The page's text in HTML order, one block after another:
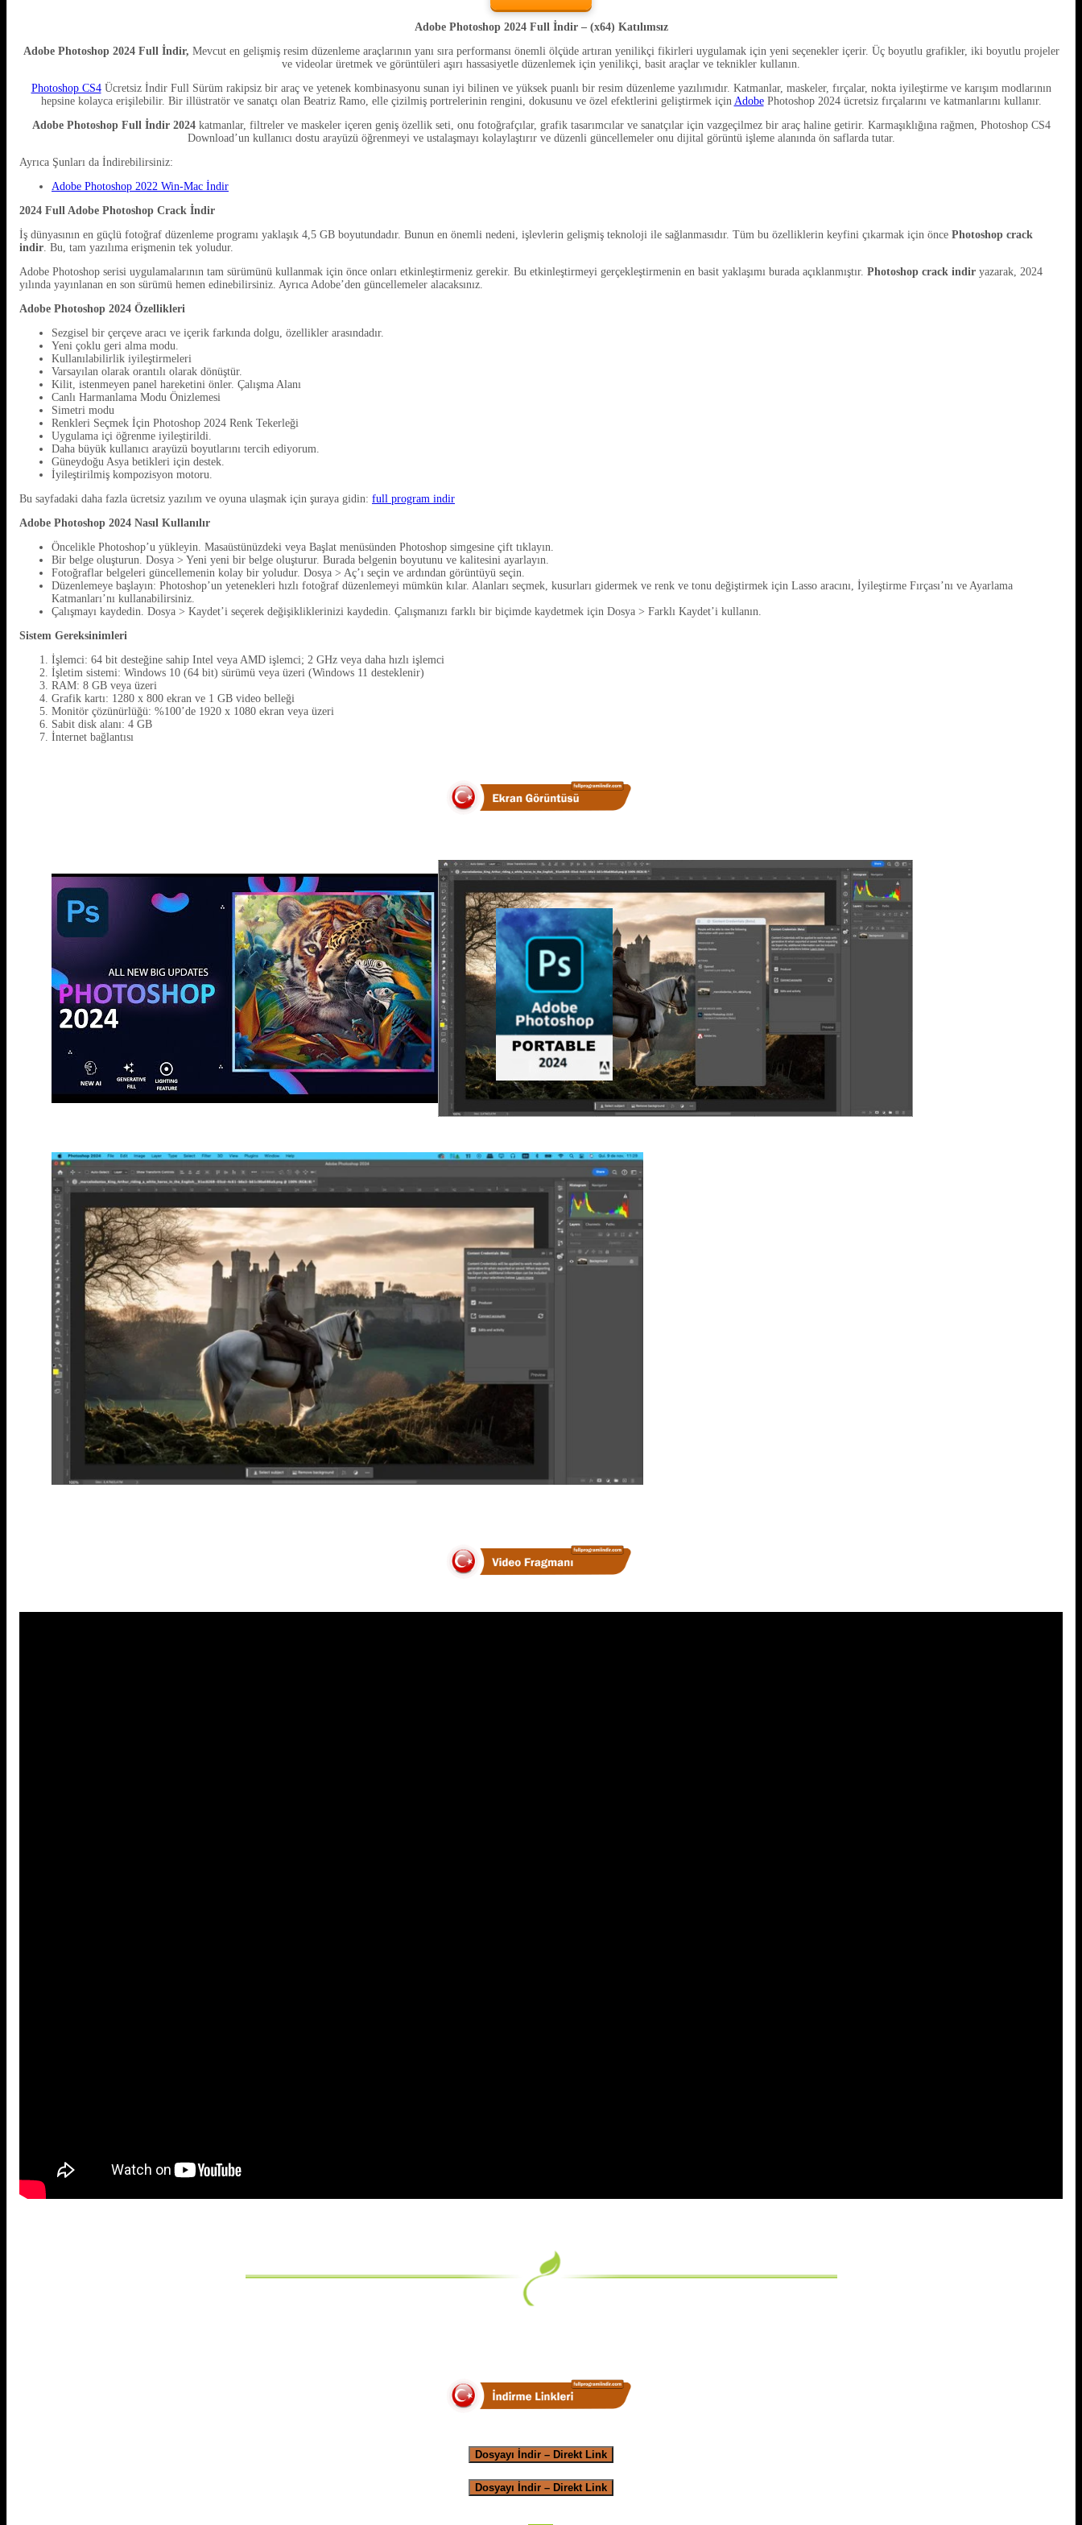
Adobe Photoshop 2024 Full İndir – (x64) Katılımsız
Adobe Photoshop 2024 Full İndir, Mevcut en gelişmiş resim düzenleme araçlarının yanı sıra performansı önemli ölçüde artıran yenilikçi fikirleri uygulamak için yeni seçenekler içerir. Üç boyutlu grafikler, iki boyutlu projeler
ve videolar üretmek ve görüntüleri aşırı hassasiyetle düzenlemek için yenilikçi, basit araçlar ve teknikler kullanın.
Photoshop CS4Ücretsiz İndir Full Sürüm rakipsiz bir araç ve yetenek kombinasyonu sunan iyi bilinen ve yüksek puanlı bir resim düzenleme yazılımıdır. Katmanlar, maskeler, fırçalar, nokta iyileştirme ve karışım modlarının
hepsine kolayca erişilebilir. Bir illüstratör ve sanatçı olan Beatriz Ramo, elle çizilmiş portrelerinin rengini, dokusunu ve özel efektlerini geliştirmek için AdobePhotoshop 2024 ücretsiz fırçalarını ve katmanlarını kullanır.
Adobe Photoshop Full İndir 2024katmanlar, filtreler ve maskeler içeren geniş özellik seti, onu fotoğrafçılar, grafik tasarımcılar ve sanatçılar için vazgeçilmez bir araç haline getirir. Karmaşıklığına rağmen, Photoshop CS4
Download’un kullanıcı dostu arayüzü öğrenmeyi ve ustalaşmayı kolaylaştırır ve düzenli güncellemeler onu dijital görüntü işleme alanında ön saflarda tutar.
Ayrıca Şunları da İndirebilirsiniz:
Adobe Photoshop 2022 Win-Mac İndir
2024 Full Adobe Photoshop Crack İndir
İş dünyasının en güçlü fotoğraf düzenleme programı yaklaşık 4,5 GB boyutundadır. Bunun en önemli nedeni, işlevlerin gelişmiş teknoloji ile sağlanmasıdır. Tüm bu özelliklerin keyfini çıkarmak için önce Photoshop crack
indir . Bu, tam yazılıma erişmenin tek yoludur.
Adobe Photoshop serisi uygulamalarının tam sürümünü kullanmak için önce onları etkinleştirmeniz gerekir. Bu etkinleştirmeyi gerçekleştirmenin en basit yaklaşımı burada açıklanmıştır. Photoshop crack indir yazarak, 2024
yılında yayınlanan en son sürümü hemen edinebilirsiniz. Ayrıca Adobe’den güncellemeler alacaksınız.
Adobe Photoshop 2024 Özellikleri
Sezgisel bir çerçeve aracı ve içerik farkında dolgu, özellikler arasındadır.
Yeni çoklu geri alma modu.
Kullanılabilirlik iyileştirmeleri
Varsayılan olarak orantılı olarak dönüştür.
Kilit, istenmeyen panel hareketini önler. Çalışma Alanı
Canlı Harmanlama Modu Önizlemesi
Simetri modu
Renkleri Seçmek İçin Photoshop 2024 Renk Tekerleği
Uygulama içi öğrenme iyileştirildi.
Daha büyük kullanıcı arayüzü boyutlarını tercih ediyorum.
Güneydoğu Asya betikleri için destek.
İyileştirilmiş kompozisyon motoru.
Bu sayfadaki daha fazla ücretsiz yazılım ve oyuna ulaşmak için şuraya gidin: full program indir
Adobe Photoshop 2024 Nasıl Kullanılır
Öncelikle Photoshop’u yükleyin. Masaüstünüzdeki veya Başlat menüsünden Photoshop simgesine çift tıklayın.
Bir belge oluşturun. Dosya > Yeni yeni bir belge oluşturur. Burada belgenin boyutunu ve kalitesini ayarlayın.
Fotoğraflar belgeleri güncellemenin kolay bir yoludur. Dosya > Aç’ı seçin ve ardından görüntüyü seçin.
Düzenlemeye başlayın: Photoshop’un yetenekleri hızlı fotoğraf düzenlemeyi mümkün kılar. Alanları seçmek, kusurları gidermek ve renk ve tonu değiştirmek için Lasso aracını, İyileştirme Fırçası’nı ve Ayarlama
Katmanları’nı kullanabilirsiniz.
Çalışmayı kaydedin. Dosya > Kaydet’i seçerek değişikliklerinizi kaydedin. Çalışmanızı farklı bir biçimde kaydetmek için Dosya > Farklı Kaydet’i kullanın.
Sistem Gereksinimleri
İşlemci: 64 bit desteğine sahip Intel veya AMD işlemci; 2 GHz veya daha hızlı işlemci
İşletim sistemi: Windows 10 (64 bit) sürümü veya üzeri (Windows 11 desteklenir)
RAM: 8 GB veya üzeri
Grafik kartı: 1280 x 800 ekran ve 1 GB video belleği
Monitör çözünürlüğü: %100’de 1920 x 1080 ekran veya üzeri
Sabit disk alanı: 4 GB
İnternet bağlantısı
Dosyayı İndir – Direkt Link
Dosyayı İndir – Direkt Link